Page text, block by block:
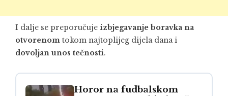
I dalje se preporučuje izbjegavanje boravka na
otvorenom tokom najtoplijeg dijela dana i
dovoljan unos tečnosti.
Horor na fudbalskom